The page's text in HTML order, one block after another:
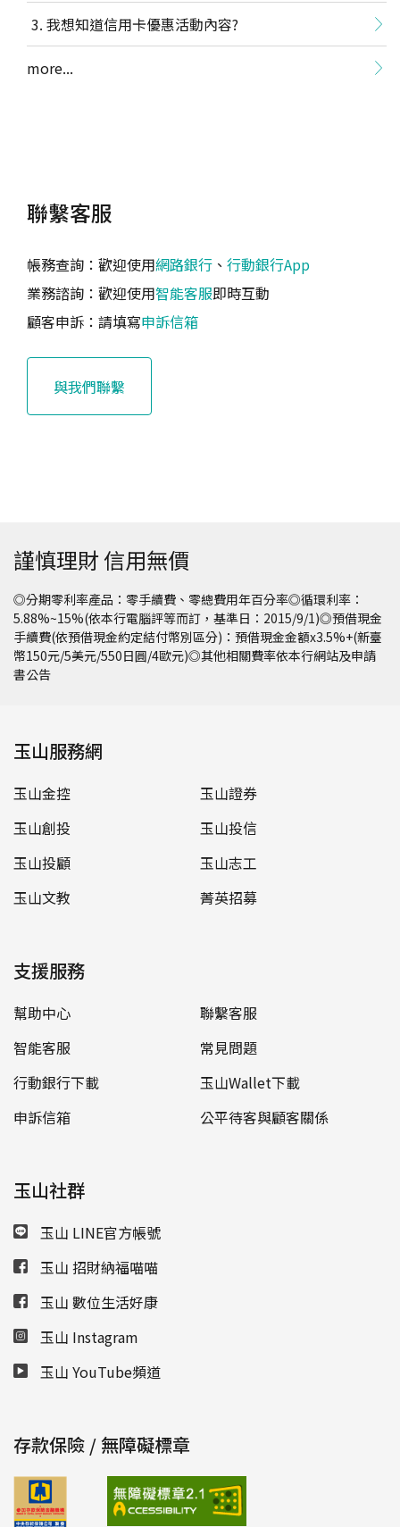
我想知道信用卡優惠活動內容?
more...
聯繫客服
帳務查詢：歡迎使用網路銀行 、 行動銀行App
業務諮詢：歡迎使用智能客服即時互動
顧客申訴：請填寫申訴信箱
與我們聯繫
謹慎理財 信用無價
◎分期零利率產品：零手續費、零總費用年百分率◎循環利率：
5.88%~15%(依本行電腦評等而訂，基準日：2015/9/1)◎預借現金
手續費(依預借現金約定結付幣別區分)：預借現金金額x3.5%+(新臺
幣150元/5美元/550日圓/4歐元)◎其他相關費率依本行網站及申請
書公告
玉山服務網
玉山金控
玉山證券
玉山創投
玉山投信
玉山投顧
玉山志工
玉山文教
菁英招募
支援服務
幫助中心
聯繫客服
智能客服
常見問題
行動銀行下載
玉山Wallet下載
申訴信箱
公平待客與顧客關係
玉山社群
玉山 LINE官方帳號
玉山 招財納福喵喵
玉山 數位生活好康
玉山 Instagram
玉山 YouTube頻道
存款保險 / 無障礙標章